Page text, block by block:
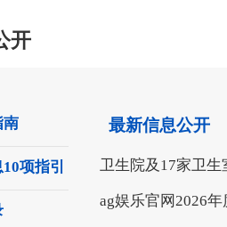
开
南
项指引
最新信息公开
卫生院及17家卫生
ag娱乐官网2026